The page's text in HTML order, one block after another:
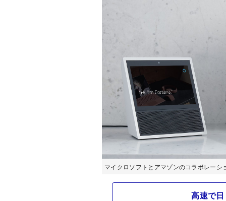
マイクロソフトとアマゾンのコラボレーシ
高速で